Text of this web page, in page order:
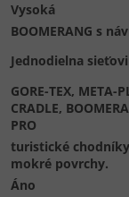
Vysoká
BOOMERANG s
Jednodielna
GORE-TEX, META-
CRADLE,
PRO
turistické
mokré povrchy.
Áno